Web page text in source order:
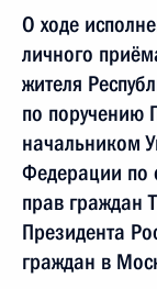
О ходе
личного
жителя
по поручению
начальником
Федерации по
прав граждан
Президента
граждан в